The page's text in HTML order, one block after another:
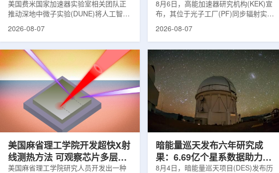
理能力
美国费米国家加速器实验室相关团队正
推动深地中微子实验(DUNE)将人工智能
互作用识别、事件分类和探测器管理能
力。DUNE位于长基线中微子设施，目
前已开始安装大型中微子探测器模块的
结构元件。该实验由近探测器和远探测
器组成：近探测器位于费米实验室，远
探测器设在南达科他州桑福德地下研究
设施地下约1英里处。两个探测器都将采
用液氩时间投影室技术，用于记录中微
2026-08-07
8月6日，高能加速器研究机构(KEK)宣
布，其位于光子工厂(PF)同步辐射实验
射线与软X射线两束光束的同步利用。据
介绍，BL-11A和BL-11B由同步辐射学术
基础设施网络合作建设。该网络由大学
联合使用机构及联合使用、联合研究中
心的同步辐射装置组成，定位为科研和
教育基础设施。新光束线的主要特点在
于，可在同一实验条件下同时使用硬X射
线和软X射线，完成过去需要分别开展的
2026-08-07
美国麻省理工学院开发超快X射
线测热方法 可观察芯片多层结
构热传递
美国麻省理工学院研究人员开发出一种
暗能量巡天发布六年研究成
果：6.69亿个星系数据助力约
束宇宙加速膨胀
8月4日，暗能量巡天项目(DES)发布历